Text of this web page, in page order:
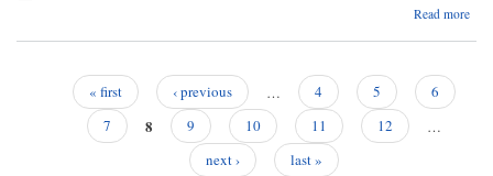
Read more
« first ‹ previous … 4 5
6
7
8 9 10 11 12
…
next ›
last »